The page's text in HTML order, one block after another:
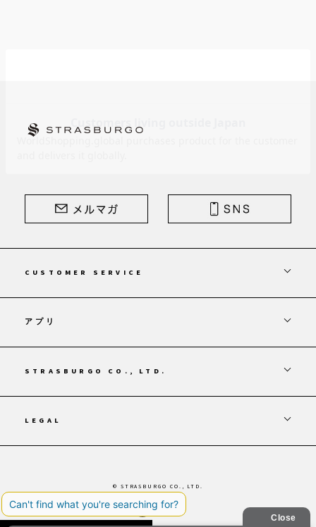
CUSTOMER SERVICE
アプリ
STRASBURGO CO., LTD.
LEGAL
© STRASBURGO CO., LTD.